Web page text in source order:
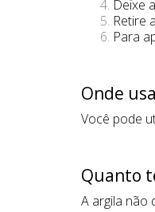
Deixe
Retire
Para
Onde
Você pode
Quanto
A argila não